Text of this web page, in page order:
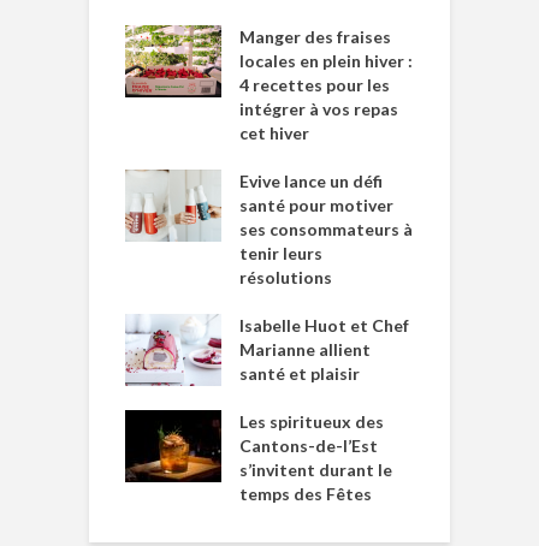
Manger des fraises
locales en plein hiver :
4 recettes pour les
intégrer à vos repas
cet hiver
Evive lance un défi
santé pour motiver
ses consommateurs à
tenir leurs
résolutions
Isabelle Huot et Chef
Marianne allient
santé et plaisir
Les spiritueux des
Cantons-de-l’Est
s’invitent durant le
temps des Fêtes